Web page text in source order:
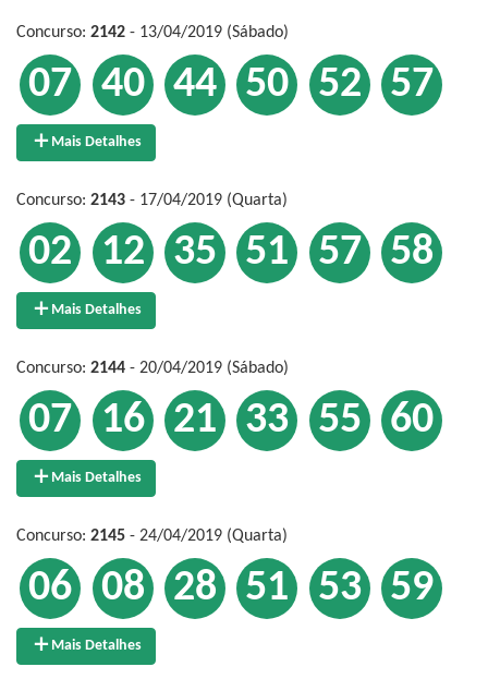
Concurso: 2142 - 13/04/2019 (Sábado)
07 40 44 50 52 57
Mais Detalhes
Concurso: 2143 - 17/04/2019 (Quarta)
02 12 35 51 57 58
Mais Detalhes
Concurso: 2144 - 20/04/2019 (Sábado)
07 16 21 33 55 60
Mais Detalhes
Concurso: 2145 - 24/04/2019 (Quarta)
06 08 28 51 53 59
Mais Detalhes